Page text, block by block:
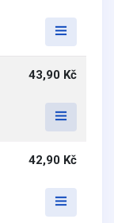
43,90 Kč
42,90 Kč